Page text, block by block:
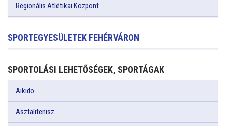
Regionális Atlétikai Központ
SPORTEGYESÜLETEK FEHÉRVÁRON
SPORTOLÁSI LEHETŐSÉGEK, SPORTÁGAK
Aikido
Asztalitenisz